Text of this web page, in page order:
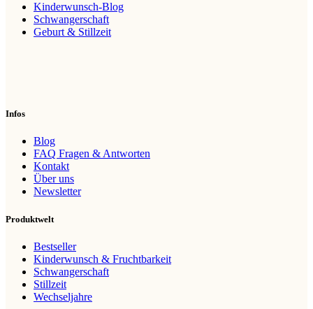
Kinderwunsch-Blog
Schwangerschaft
Geburt & Stillzeit
Infos
Blog
FAQ Fragen & Antworten
Kontakt
Über uns
Newsletter
Produktwelt
Bestseller
Kinderwunsch & Fruchtbarkeit
Schwangerschaft
Stillzeit
Wechseljahre